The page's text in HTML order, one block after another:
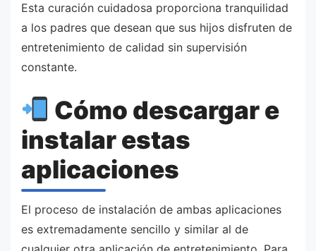
Esta curación cuidadosa proporciona tranquilidad
a los padres que desean que sus hijos disfruten de
entretenimiento de calidad sin supervisión
constante.
Cómo descargar e
instalar estas
aplicaciones
El proceso de instalación de ambas aplicaciones
es extremadamente sencillo y similar al de